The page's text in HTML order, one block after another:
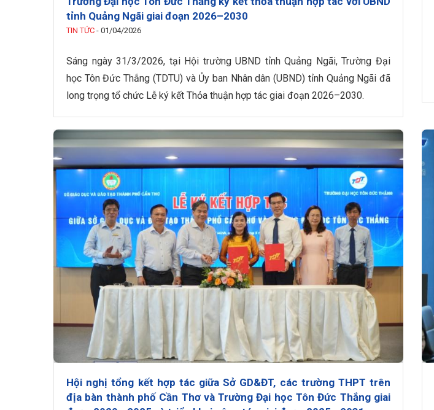
tỉnh Quảng Ngãi giai đoạn 2026–2030
TIN TỨC - 01/04/2026
Sáng ngày 31/3/2026, tại Hội trường UBND tỉnh Quảng Ngãi, Trường Đại
học Tôn Đức Thắng (TDTU) và Ủy ban Nhân dân (UBND) tỉnh Quảng Ngãi đã
long trọng tổ chức Lễ ký kết Thỏa thuận hợp tác giai đoạn 2026–2030.
Hội nghị tổng kết hợp tác giữa Sở GD&ĐT, các trường THPT trên
địa bàn thành phố Cần Thơ và Trường Đại học Tôn Đức Thắng giai